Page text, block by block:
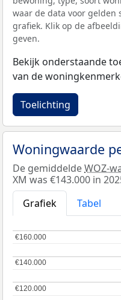
waar de data voor
grafiek. Klik op de
geven.
Bekijk onderstaande
van de
Toelichting
Woningwaarde
De gemiddeldeWOZ-
XM was €143.000 in
Grafiek
Tabel
€120.000
€120.000
€140.000
€140.000
€160.000
€160.000